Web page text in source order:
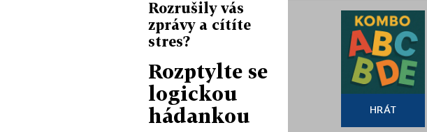
Rozrušily vás
zprávy a cítíte
stres?
Rozptylte se
logickou
hádankou
HRÁT